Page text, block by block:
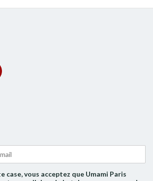
case, vous acceptez que Umami Paris